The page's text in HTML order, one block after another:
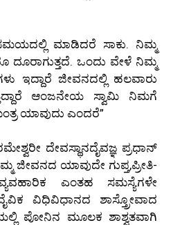
ಮಾಡಿದರೆ ಸಾಕು. ನಿಮ್ಮ
ದೂರಾಗುತ್ತದೆ. ಒಂದು ವೇಳೆ ನಿಮ್ಮ
ಇದ್ದಾರೆ ಜೀವನದಲ್ಲಿ ಹಲವಾರು
ಆಂಜನೇಯ ಸ್ವಾಮಿ ನಿಮಗೆ
ಯಾವುದು ಎಂದರೆ”
ದೇವಸ್ಥಾನದೈವಜ್ಞ ಪ್ರಧಾನ್
ಜೀವನದ ಯಾವುದೇ ಗುಪ್ತ,ಪ್ರೀತಿ-
ಎಂತಹ ಸಮಸ್ಯೆಗಳೇ
ವಿಧಿವಿಧಾನದ ಶಾಸ್ತ್ರೋವಾದ
ಪೋನಿನ ಮೂಲಕ ಶಾಶ್ವತವಾಗಿ